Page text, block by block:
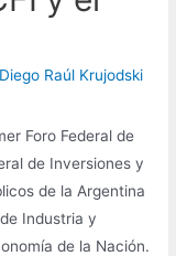
Diego Raúl Krujodski
Foro Federal de
de Inversiones y
de la Argentina
Industria y
de la Nación.